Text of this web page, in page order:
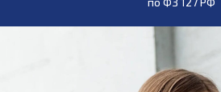
Работаем по всей